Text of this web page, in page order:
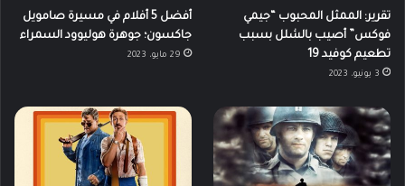
تقرير: الممثل المحبوب “جيمي
فوكس” أصيب بالشلل بسبب
تطعيم كوفيد 19
3 يونيو، 2023
أفضل 5 أفلام في مسيرة صامويل
جاكسون؛ جوهرة هوليوود السمراء
29 مايو، 2023